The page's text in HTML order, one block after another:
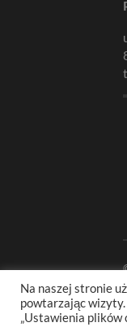
Na naszej stronie
powtarzając wizyty.
„Ustawienia plików